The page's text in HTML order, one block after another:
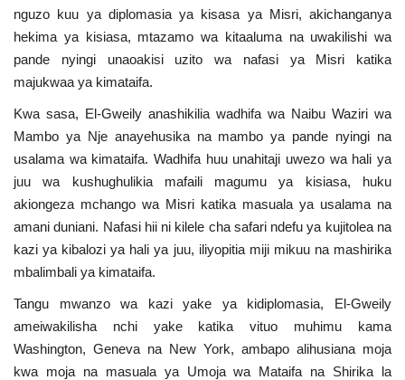
Habari
Harakati ya Nasser kwa Vijana
Udhamini wa Nasser
Kanuni na Masharti ya Udhamini wa
Nasser
Nyaraka na Marejeleo
Waanzilishi
Raia wa ulimwengu mzima
Nyaraka
nguzo kuu ya diplomasia ya kisasa ya Misri, akichanganya
hekima ya kisiasa, mtazamo wa kitaaluma na uwakilishi wa
pande nyingi unaoakisi uzito wa nafasi ya Misri katika
majukwaa ya kimataifa.
Kwa sasa, El-Gweily anashikilia wadhifa wa Naibu Waziri wa
Mambo ya Nje anayehusika na mambo ya pande nyingi na
usalama wa kimataifa. Wadhifa huu unahitaji uwezo wa hali ya
juu wa kushughulikia mafaili magumu ya kisiasa, huku
akiongeza mchango wa Misri katika masuala ya usalama na
amani duniani. Nafasi hii ni kilele cha safari ndefu ya kujitolea na
kazi ya kibalozi ya hali ya juu, iliyopitia miji mikuu na mashirika
mbalimbali ya kimataifa.
Tangu mwanzo wa kazi yake ya kidiplomasia, El-Gweily
ameiwakilisha nchi yake katika vituo muhimu kama
Washington, Geneva na New York, ambapo alihusiana moja
kwa moja na masuala ya Umoja wa Mataifa na Shirika la